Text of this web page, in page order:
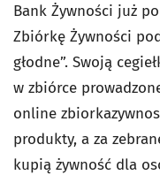
Bank Żywności już
Zbiórkę Żywności
głodne”. Swoją
w zbiórce
online
produkty, a za
kupią żywność dla